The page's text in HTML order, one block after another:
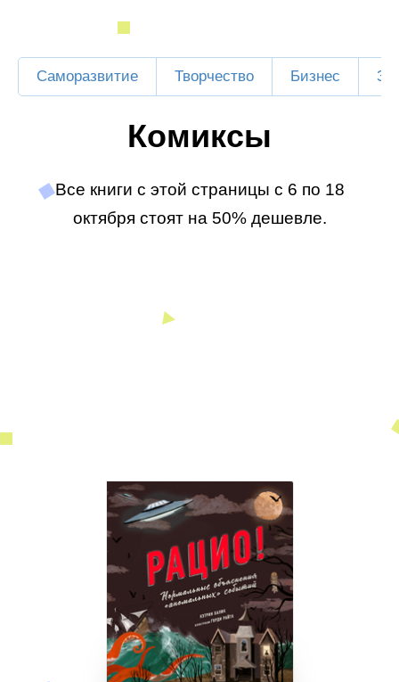
Саморазвитие Творчество Бизнес
Комиксы
Все книги с этой страницы с 6 по 18
октября стоят на 50% дешевле.